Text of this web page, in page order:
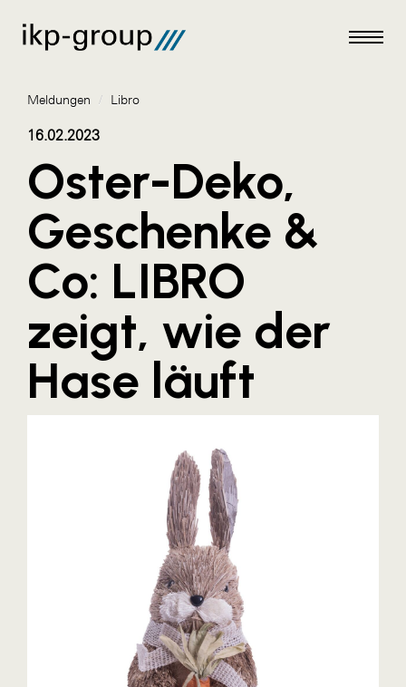
Meldungen
AKTUELLES
ACO
ALEX Krems
Amazon Web Services
Artweger
AustroCel Hallein
Bundesverband Sonnenschutztechnik
Colmobil Austria
Controller Institut
Designer Outlets Parndorf und Salzburg
DOMOFERM
Meldungen / Libro
16.02.2023
Oster-Deko,
Geschenke &
Co: LIBRO
zeigt, wie der
Hase läuft